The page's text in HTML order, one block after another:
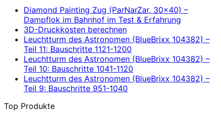
Diamond Painting Zug (ParNarZar, 30×40) –
Dampflok im Bahnhof im Test & Erfahrung
3D-Druckkosten berechnen
Leuchtturm des Astronomen (BlueBrixx 104382) –
Teil 11: Bauschritte 1121-1200
Leuchtturm des Astronomen (BlueBrixx 104382) –
Teil 10: Bauschritte 1041-1120
Leuchtturm des Astronomen (BlueBrixx 104382) –
Teil 9: Bauschritte 951-1040
Top Produkte